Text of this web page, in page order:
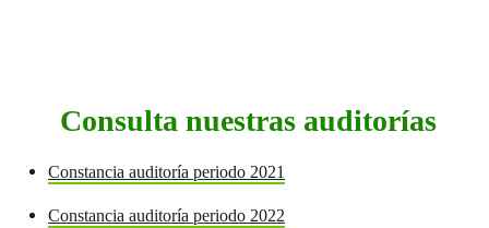
Consulta nuestras auditorías
Constancia auditoría periodo 2021
Constancia auditoría periodo 2022